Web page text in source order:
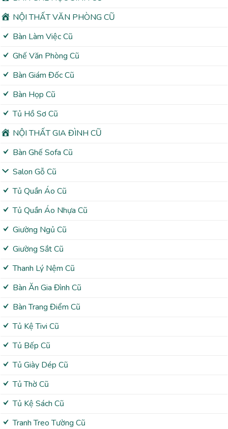
NỘI THẤT VĂN PHÒNG CŨ
Bàn Làm Việc Cũ
Ghế Văn Phòng Cũ
Bàn Giám Đốc Cũ
Bàn Họp Cũ
Tủ Hồ Sơ Cũ
NỘI THẤT GIA ĐÌNH CŨ
Bàn Ghế Sofa Cũ
Salon Gỗ Cũ
Tủ Quần Áo Cũ
Tủ Quần Áo Nhựa Cũ
Giường Ngủ Cũ
Giường Sắt Cũ
Thanh Lý Nệm Cũ
Bàn Ăn Gia Đình Cũ
Bàn Trang Điểm Cũ
Tủ Kệ Tivi Cũ
Tủ Bếp Cũ
Tủ Giày Dép Cũ
Tủ Thờ Cũ
Tủ Kệ Sách Cũ
Tranh Treo Tường Cũ